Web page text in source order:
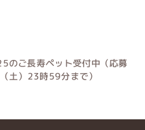
ご長寿ペット受付中（応募
土）23時59分まで）